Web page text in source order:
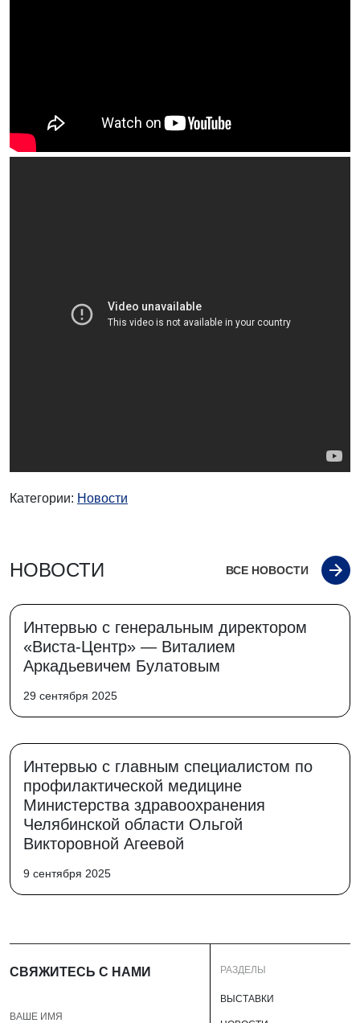
Категории: Новости
НОВОСТИ ВСЕ НОВОСТИ
Интервью с генеральным директором
«Виста-Центр» — Виталием
Аркадьевичем Булатовым
29 сентября 2025
Интервью с главным специалистом по
профилактической медицине
Министерства здравоохранения
Челябинской области Ольгой
Викторовной Агеевой
9 сентября 2025
СВЯЖИТЕСЬ С НАМИ РАЗДЕЛЫ
ВЫСТАВКИ